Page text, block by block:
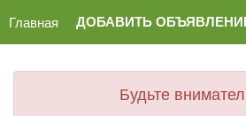
Главная ДОБАВИТЬ
Будьте